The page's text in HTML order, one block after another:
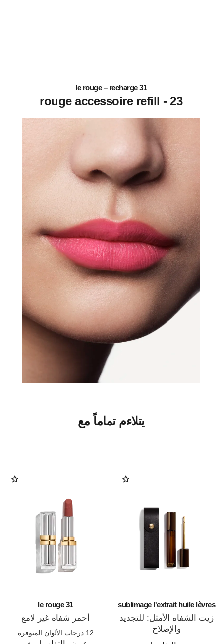
31 le rouge – recharge
23 - rouge accessoire refill
يتلاءم تماماً مع
sublimage l'extrait huile lèvres
زيت الشفاه الأمثل: للتجديد
والإصلاح
31 le rouge
أحمر شفاه غير لامع
12 درجات الألوان المتوفرة